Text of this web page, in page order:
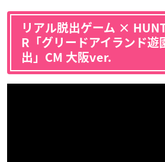
リアル脱出ゲーム ×
R「グリードアイランド遊
出」CM 大阪ver.